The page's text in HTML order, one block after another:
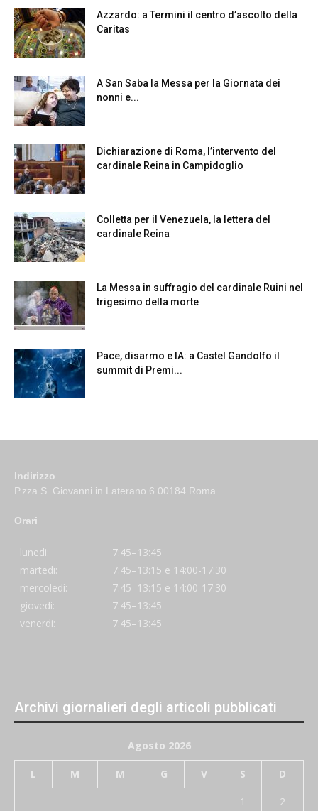
Azzardo: a Termini il centro d’ascolto della
Caritas
A San Saba la Messa per la Giornata dei
nonni e...
Dichiarazione di Roma, l’intervento del
cardinale Reina in Campidoglio
Colletta per il Venezuela, la lettera del
cardinale Reina
La Messa in suffragio del cardinale Ruini nel
trigesimo della morte
Pace, disarmo e IA: a Castel Gandolfo il
summit di Premi...
Indirizzo
P.zza S. Giovanni in Laterano 6 00184 Roma
Orari
lunedi:
7:45–13:45
martedi:
7:45–13:15 e 14:00-17:30
mercoledi:
7:45–13:15 e 14:00-17:30
giovedi:
7:45–13:45
venerdi:
7:45–13:45
Archivi giornalieri degli articoli pubblicati
Agosto 2026
L M M G V S D
1 2